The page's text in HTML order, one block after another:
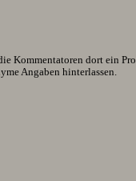
Kommentatoren dort ein
Angaben hinterlassen.